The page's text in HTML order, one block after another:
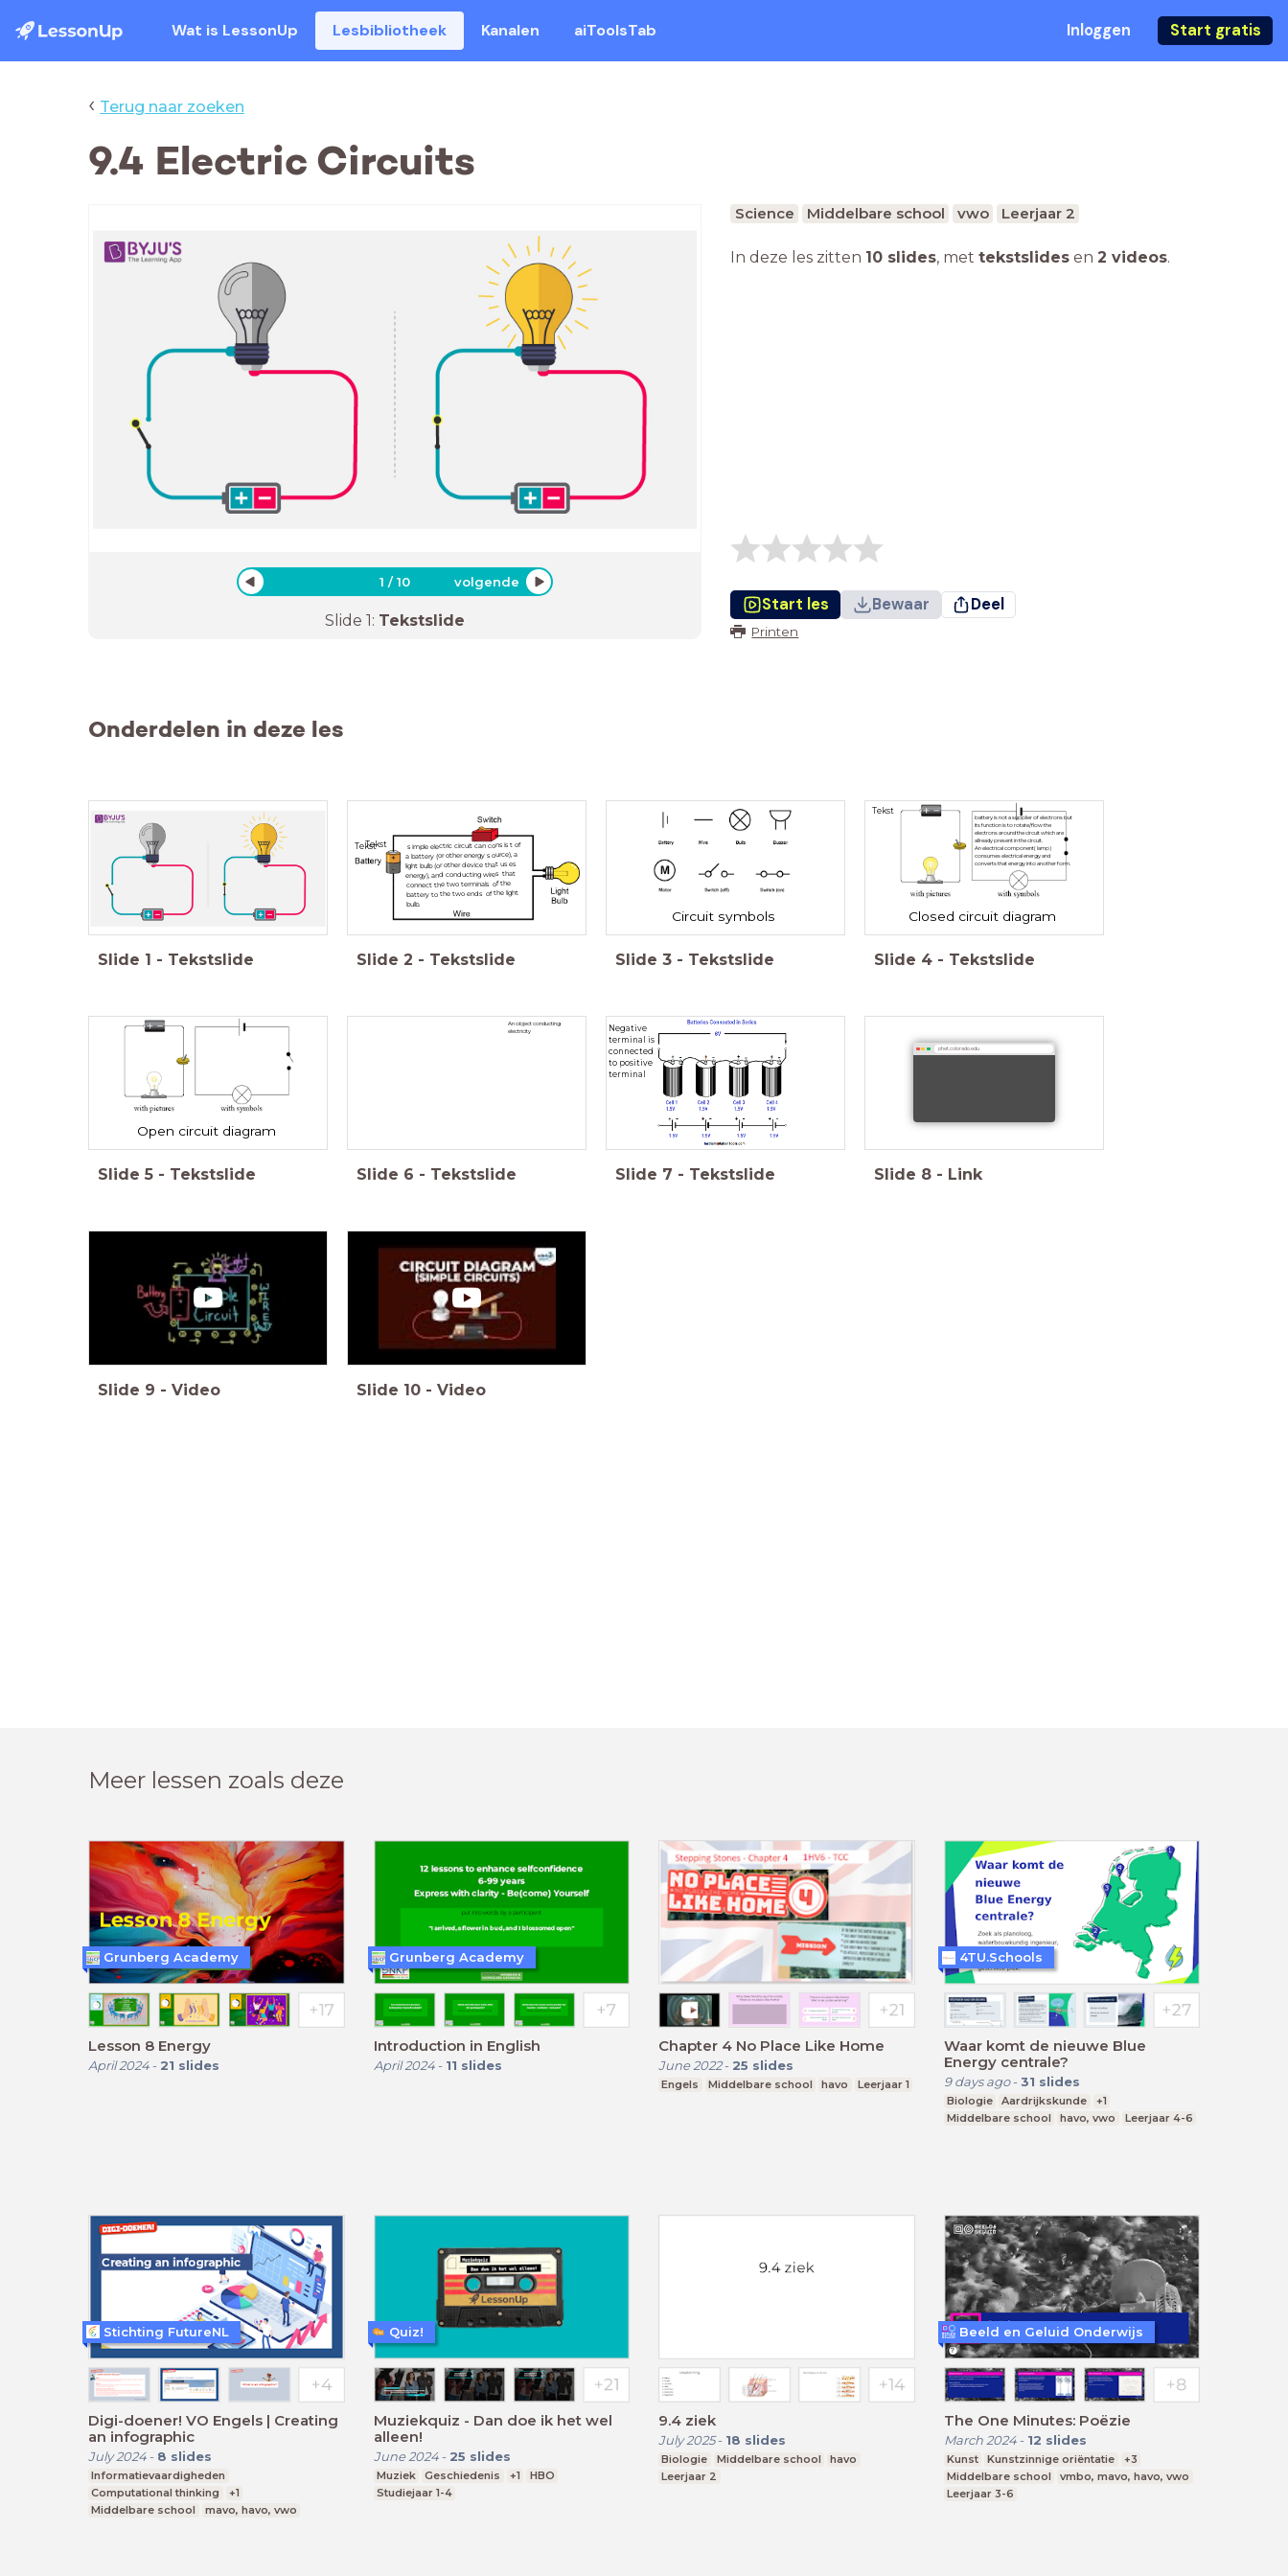
Wat is LessonUp Lesbibliotheek Kanalen aiToolsTab Inloggen Start gratis
‹ Terug naar zoeken
9.4 Electric Circuits
1 /10 volgende
Slide 1: Tekstslide
Science Middelbare school vwo Leerjaar 2
In deze les zitten 10 slides, met tekstslides en 2 videos.
Start les Bewaar Deel
Printen
Onderdelen in deze les
Slide 1 - Tekstslide
TekstTekst simple electric circuit can consist of
a battery (or other energy source), a
light bulb (or other device that uses
energy), and conducting wires that
connect the two terminals of the
battery to the two ends of the light
bulb.
Slide 2 - Tekstslide
Circuit symbols
Slide 3 - Tekstslide
Closed circuit diagram
Tekst
battery is not a supplier of electrons but
its function is to rotate/flow the
electrons around the circuit which are
allready present in the circuit.
An electrical component( lamp)
consumes electrical energy and
converts that energy into another form.
Slide 4 - Tekstslide
Open circuit diagram
Slide 5 - Tekstslide
An object conducting
electricity
Slide 6 - Tekstslide
Negative
terminal is
connected
to positive
terminal
Slide 7 - Tekstslide
phet.colorado.edu
Slide 8 - Link
Slide 9 - Video Slide 10 - Video
Meer lessen zoals deze
Lesson 8 Energy
April 2024- 21 slides
Grunberg Academy
Introduction in English
April 2024- 11 slides
Grunberg Academy
Chapter 4 No Place Like Home
June 2022- 25 slides
Engels Middelbare school havo Leerjaar 1
Waar komt de nieuwe Blue
Energy centrale?
9 days ago- 31 slides
Biologie Aardrijkskunde
+1
Middelbare school
havo, vwo Leerjaar 4-6
4TU.Schools
Digi-doener! VO Engels | Creating
an infographic
July 2024- 8 slides
Informatievaardigheden
Computational thinking
+1
Middelbare school
mavo, havo, vwo
Stichting FutureNL
Muziekquiz - Dan doe ik het wel
alleen!
June 2024- 25 slides
Muziek Geschiedenis +1
HBO
Studiejaar 1-4
Quiz!
9.4 ziek
July 2025- 18 slides
Biologie Middelbare school
havo
Leerjaar 2
The One Minutes: Poëzie
March 2024- 12 slides
Kunst Kunstzinnige oriëntatie
+3
Middelbare school
vmbo, mavo, havo, vwo
Leerjaar 3-6
Beeld en Geluid Onderwijs